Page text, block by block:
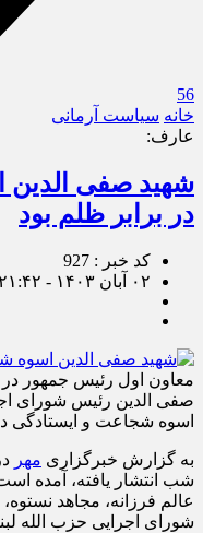
56
خانه سیاست آرمانی
عارف:‌
شهید صفی الدین
در برابر ظلم بود
کد خبر : 927
۰۲ آبان ۱۴۰۳ - ۲۱:۴۲
معاون اول رئیس جمهور
صفی الدین رئیس شورای
اسوه شجاعت و ایستادگی
به گزارش خبرگزاری مهر
شب انتشار یافته، آمده
عالم فرزانه، مجاهد
شورای اجرایی حزب الله